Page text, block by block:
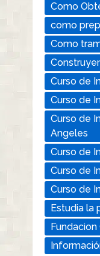
Como
como
Como
Curso de
Curso de
Curso de
Angeles
Curso de
Curso de
Curso de
Estudia la